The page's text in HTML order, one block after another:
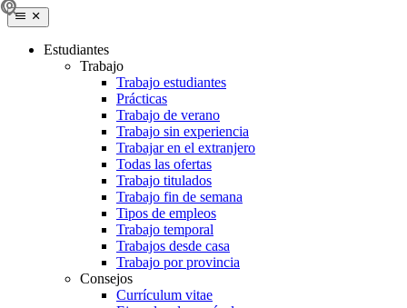
Estudiantes
Trabajo
Trabajo estudiantes
Prácticas
Trabajo de verano
Trabajo sin experiencia
Trabajar en el extranjero
Todas las ofertas
Trabajo titulados
Trabajo fin de semana
Tipos de empleos
Trabajo temporal
Trabajos desde casa
Trabajo por provincia
Consejos
Currículum vitae